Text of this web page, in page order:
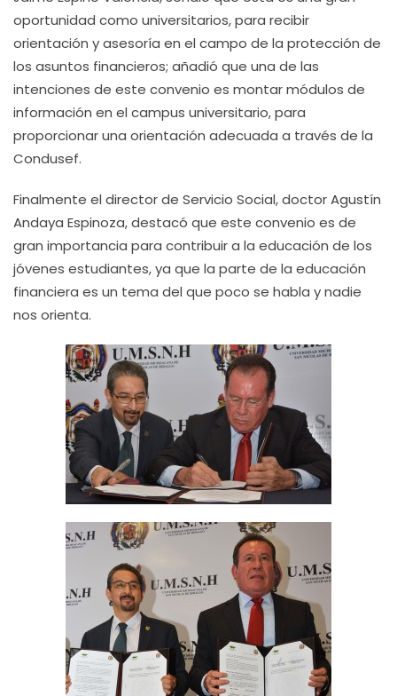
oportunidad como universitarios, para recibir
orientación y asesoría en el campo de la protección de
los asuntos financieros; añadió que una de las
intenciones de este convenio es montar módulos de
información en el campus universitario, para
proporcionar una orientación adecuada a través de la
Condusef.
Finalmente el director de Servicio Social, doctor Agustín
Andaya Espinoza, destacó que este convenio es de
gran importancia para contribuir a la educación de los
jóvenes estudiantes, ya que la parte de la educación
financiera es un tema del que poco se habla y nadie
nos orienta.